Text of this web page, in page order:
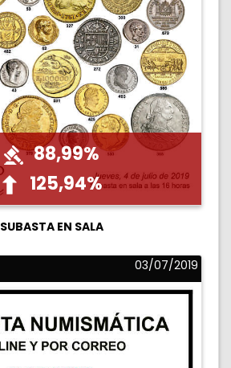
88,99%
125,94%
SUBASTA EN SALA
03/07/2019